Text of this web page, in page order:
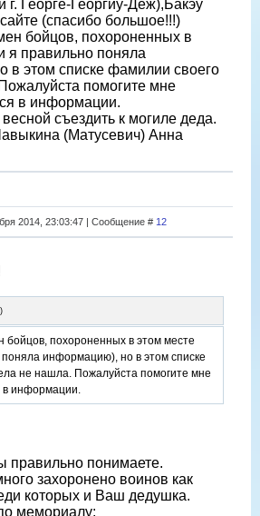
Георге-Георгиу-Деж),Бакэу
(спасибо большое!!!)
бойцов, похороненных в
я правильно поняла
в этом списке фамилии своего
помогите мне
в информации.
съездить к могиле деда.
(Матусевич) Анна
2014, 23:03:47 | Сообщение # 12
)
бойцов, похороненных в этом месте
информацию), но в этом списке
не нашла. Пожалуйста помогите мне
в информации.
понимаете.
захоронено воинов как
которых и Ваш дедушка.
мемориалу: